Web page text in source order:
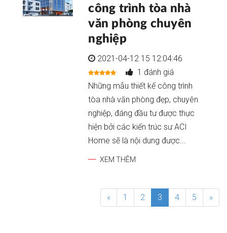
công trình tòa nhà
văn phòng chuyên
nghiệp
2021-04-12 15 12:04:46
1 đánh giá
Những mẫu thiết kế công trình
tòa nhà văn phòng đẹp, chuyên
nghiệp, đáng đầu tư được thực
hiện bởi các kiến trúc sư ACI
Home sẽ là nội dung được...
XEM THÊM
« 1 2 3 4 5 »